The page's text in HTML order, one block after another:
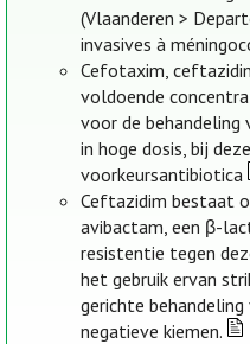
(Vlaanderen >
invasives à
Cefotaxim,
voldoende
voor de behandeling
in hoge dosis, bij
voorkeursantibiotica
Ceftazidim bestaat
avibactam, een β-
resistentie tegen
het gebruik ervan
gerichte
negatieve kiemen.